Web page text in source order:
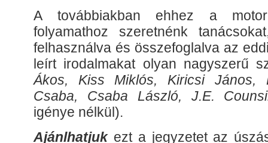
A továbbiakban ehhez a
folyamathoz szeretnénk
felhasználva és összefoglalva az
leírt irodalmakat olyan nagyszerű
Ákos, Kiss Miklós, Kiricsi János,
Csaba, Csaba László, J.E.
igénye nélkül).
Ajánlhatjukezt a jegyzetet az